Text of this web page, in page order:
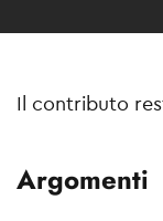
Il contributo
Argomenti